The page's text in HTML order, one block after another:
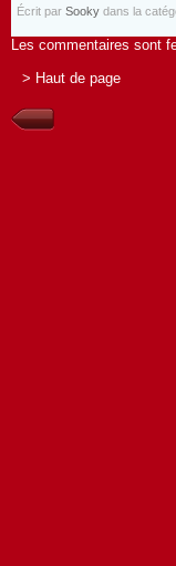
Écrit par Sooky dans la
Les commentaires sont
> Haut de page